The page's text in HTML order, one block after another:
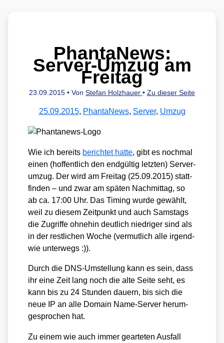
PhantaNews:
Server-Umzug am
Freitag
23.09.2015 • Von Stefan Holzhauer • Zu dieser Seite
25.09.2015, PhantaNews, Server, Umzug
Wie ich bereits berich­tet hat­te, gibt es noch­mal
einen (hof­fent­lich den end­gül­tig letz­ten) Ser­ver­
um­zug. Der wird am Frei­tag (25.09.2015) statt­
fin­den – und zwar am spä­ten Nach­mit­tag, so
ab ca. 17:00 Uhr. Das Timing wur­de gewählt,
weil zu die­sem Zeit­punkt und auch Sams­tags
die Zugrif­fe ohne­hin deut­lich nied­ri­ger sind als
in der rest­li­chen Woche (ver­mut­lich alle irgend­
wie unter­wegs :)).
Durch die DNS-Umstel­lung kann es sein, dass
ihr eine Zeit lang noch die alte Sei­te seht, es
kann bis zu 24 Stun­den dau­ern, bis sich die
neue IP an alle Domain Name-Ser­ver her­um­
ge­spro­chen hat.
Zu einem wie auch immer gear­te­ten Aus­fall